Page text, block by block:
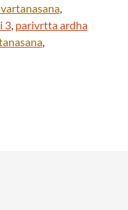
,
3, parivrtta ardha
,